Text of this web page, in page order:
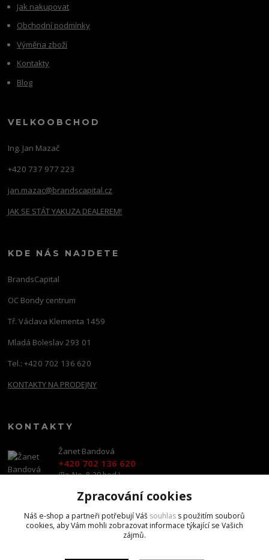
Jak nakupovat
Obchodní podmínky
Výměna zboží
Kontakty
Blog
VELKOOBCHOD
Ing. Jan Mazač
+420 737 977 223
jan.mazac@brandscapital.cz
JAK SE STÁT YAKUZA DEALEREM!
KDE NÁS NAJDETE
BrandsCapital
OC Bondy centrum
Tř. Václava Klementa 1459
Mladá Boleslav 293 01
Tel.: +420 702 136 620
KONTAKTY NA PRODEJNY
KONTAKTY
Žanet Bandová
+420 702 136 620
(Po-Ne, 8-20 hod.)
shop@brandscapital.cz
Zpracování cookies
Náš e-shop a partneři potřebují Váš souhlas s použitím souborů
cookies, aby Vám mohli zobrazovat informace týkající se Vašich
zájmů.